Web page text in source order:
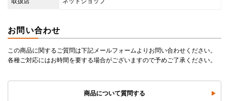
お問い合わせ
この商品に関するご質問は下記メールフォームよりお問い合わせください。
各種ご対応にはお時間を要する場合がございますので予めご了承ください。
商品について質問する